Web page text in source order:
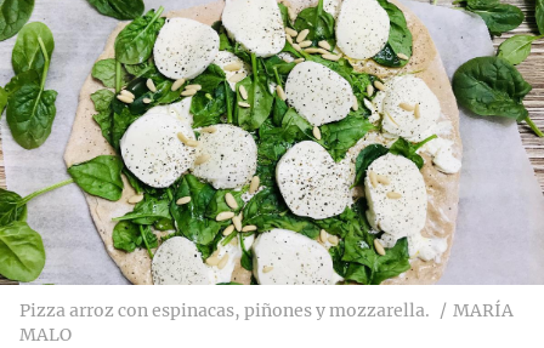
Pizza arroz con espinacas, piñones y mozzarella.
MARÍA
MALO